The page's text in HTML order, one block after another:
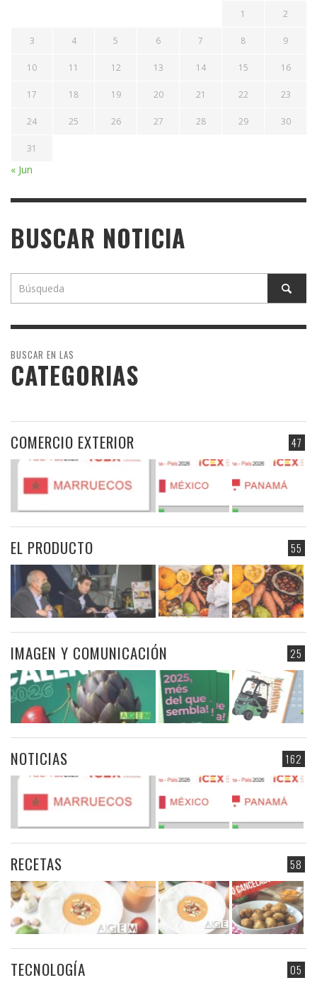
1 2
3 4 5 6 7 8 9
10 11 12 13 14 15 16
17 18 19 20 21 22 23
24 25 26 27 28 29 30
31
« Jun
BUSCAR NOTICIA
BUSCAR EN LAS
CATEGORIAS
47
COMERCIO EXTERIOR
55
EL PRODUCTO
25
IMAGEN Y COMUNICACIÓN
162
NOTICIAS
58
RECETAS
05
TECNOLOGÍA